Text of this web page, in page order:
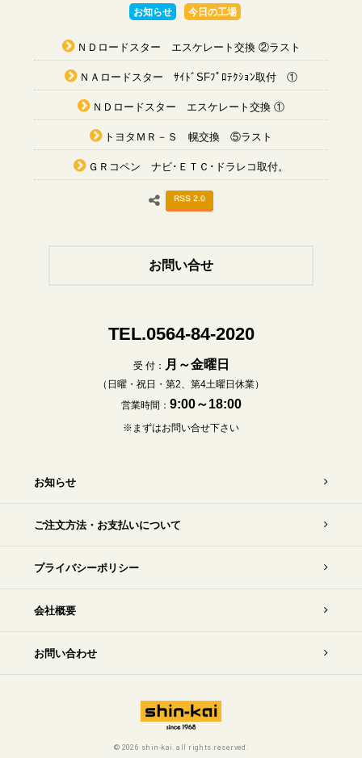
お知らせ 今日の工場
ＮＤロードスター エスケレート交換 ②ラスト
ＮＡロードスター ｻｲﾄﾞSFﾌﾟﾛﾃｸｼｮﾝ取付 ①
ＮＤロードスター エスケレート交換 ①
トヨタＭＲ－Ｓ 幌交換 ⑤ラスト
ＧＲコペン ナビ･ＥＴＣ･ドラレコ取付。
RSS 2.0
お問い合せ
TEL.0564-84-2020
受 付： 月～金曜日
（日曜・祝日・第2、第4土曜日休業）
営業時間： 9:00～18:00
※まずはお問い合せ下さい
お知らせ
ご注文方法・お支払いについて
プライバシーポリシー
会社概要
お問い合わせ
© 2026 shin-kai. all rights reserved.